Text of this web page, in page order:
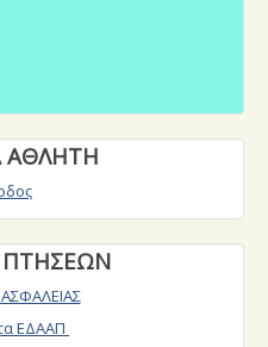
ΑΘΛΗΤΗ
ΠΤΗΣΕΩΝ
ΑΣΦΑΛΕΙΑΣ
ΕΔΑΑΠ